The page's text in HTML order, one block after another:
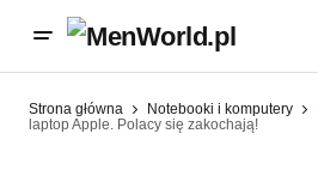
Strona główna Notebooki i komputery
laptop Apple. Polacy się zakochają!